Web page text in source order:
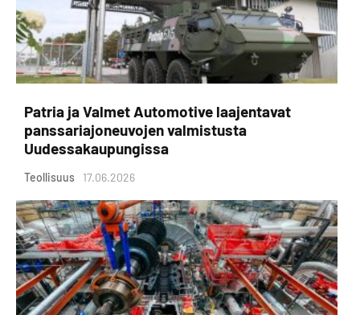
Patria ja Valmet Automotive laajentavat
panssariajoneuvojen valmistusta
Uudessakaupungissa
Teollisuus 17.06.2026